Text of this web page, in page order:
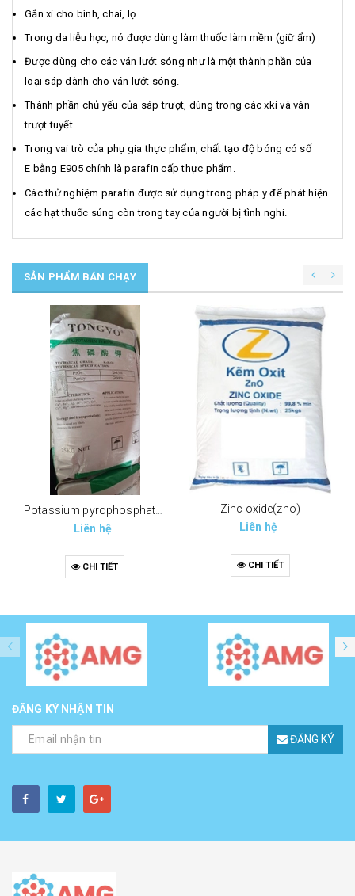
Gắn xi cho bình, chai, lọ.
Trong da liễu học, nó được dùng làm thuốc làm mềm (giữ ẩm)
Được dùng cho các ván lướt sóng như là một thành phần của
loại sáp dành cho ván lướt sóng.
Thành phần chủ yếu của sáp trượt, dùng trong các xki và ván
trượt tuyết.
Trong vai trò của phụ gia thực phẩm, chất tạo độ bóng có số
E bằng E905 chính là parafin cấp thực phẩm.
Các thử nghiệm parafin được sử dụng trong pháp y để phát hiện
các hạt thuốc súng còn trong tay của người bị tình nghi.
SẢN PHẨM BÁN CHẠY
Liên hệ
CHI TIẾT
Zinc oxide(zno)
Liên hệ
CHI TIẾT
ĐĂNG KÝ NHẬN TIN
ĐĂNG KÝ